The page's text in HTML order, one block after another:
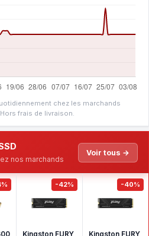
chez les marchands
frais de livraison.
nos marchands
Voir tous →
-42%
Kingston FURY
-40%
Kingston FURY